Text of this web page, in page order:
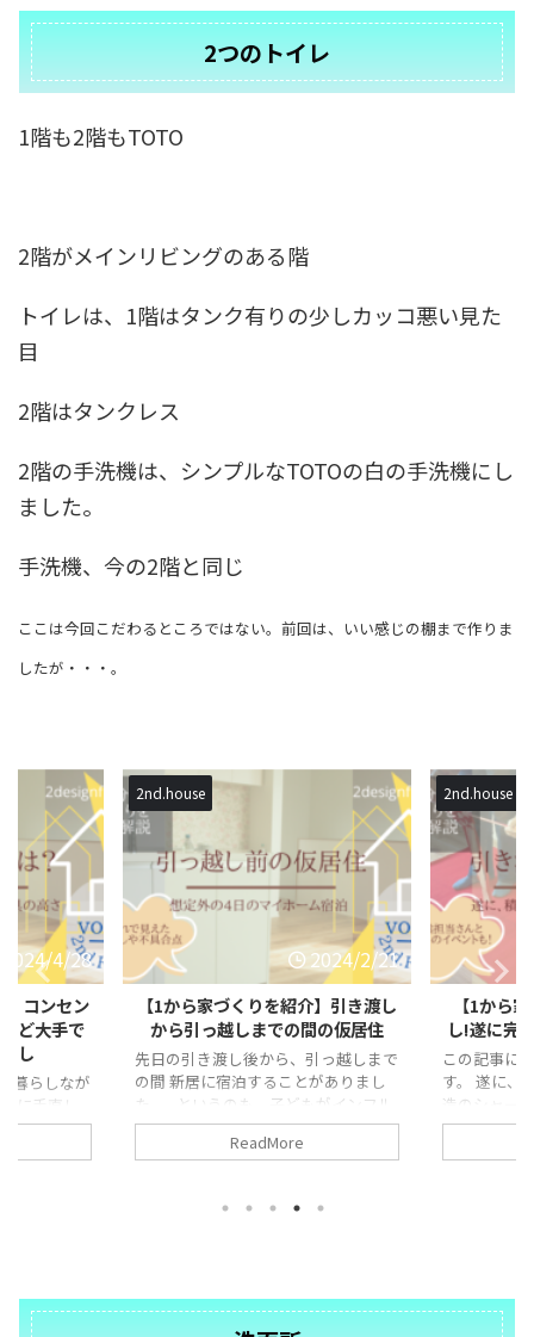
2つのトイレ
1階も2階もTOTO
2階がメインリビングのある階
トイレは、1階はタンク有りの少しカッコ悪い見た
目
2階はタンクレス
2階の手洗機は、シンプルなTOTOの白の手洗機にし
ました。
手洗機、今の2階と同じ
ここは今回こだわるところではない。前回は、いい感じの棚まで作りま
したが・・・。
2024/4/28
コンセン
ど大手で
し
暮らしなが
に手直し
した。 ま
ホスクリ
スイッチ
2nd.house
2024/2/21
【1から家づくりを紹介】引き渡し
から引っ越しまでの間の仮居住
先日の引き渡し後から、引っ越しまで
の間 新居に宿泊することがありまし
た。 というのも、子どもがインフル
エンザになったから。 もとの引っ越
しの目的が、子どもの小学校に近い場
の家よりもより近い場所にあります。
グエアコンに助けられる1.2 周辺環境
を知る機会になる1.3 光の入り ...
ReadMore
2nd.house
【1から
し!遂に完
この記事に
す。 遂に、
造のシャー
に引き渡し
ウスの引き
間1.2 引き